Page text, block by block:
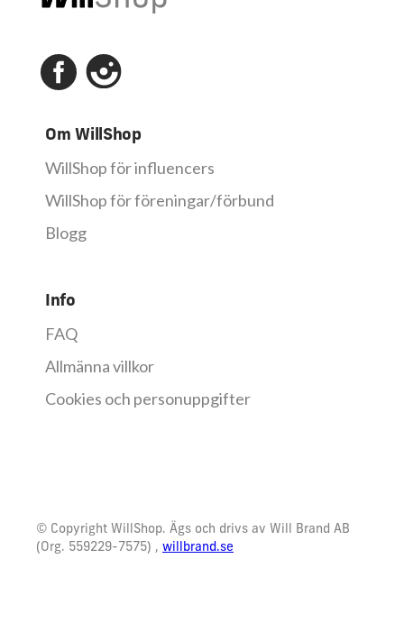
Om WillShop
WillShop för influencers
WillShop för föreningar/förbund
Blogg
Info
FAQ
Allmänna villkor
Cookies och personuppgifter
© Copyright WillShop. Ägs och drivs av Will Brand AB
(Org. 559229-7575) , willbrand.se